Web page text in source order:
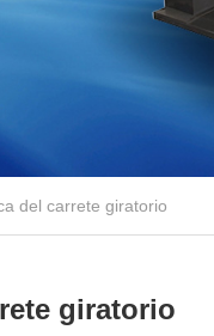
del carrete giratorio
giratorio